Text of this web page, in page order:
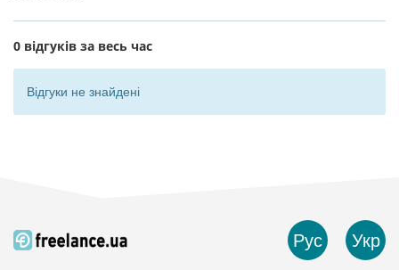
0 відгуків за весь час
Відгуки не знайдені
Рус Укр